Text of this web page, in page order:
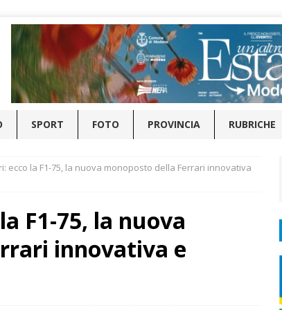
SPORT FOTO PROVINCIA RUBRICHE
ecco la F1-75, la nuova monoposto della Ferrari innovativa
F1-75, la nuova
innovativa e